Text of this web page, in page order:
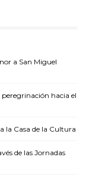
a San Miguel
hacia el
la Casa de la Cultura
de las Jornadas